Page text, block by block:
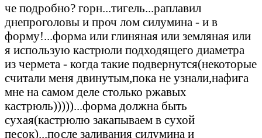
че подробно? горн...тигель...раплавил
днепроголовы и проч лом силумина - и в
форму!...форма или глиняная или земляная или
я использую кастрюли подходящего диаметра
из чермета - когда такие подвернутся(некоторые
считали меня двинутым,пока не узнали,нафига
мне на самом деле столько ржавых
кастрюль)))))...форма должна быть
сухая(кастрюлю закапываем в сухой
песок)...после заливания силумина и